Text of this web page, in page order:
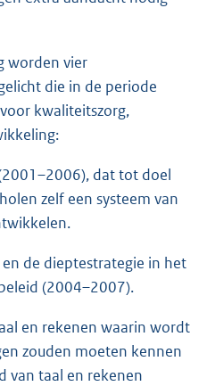
worden vier
die in de periode
kwaliteitszorg,
dat tot doel
zelf een systeem van
de dieptestrategie in het
(2004–2007).
en rekenen waarin wordt
zouden moeten kennen
van taal en rekenen